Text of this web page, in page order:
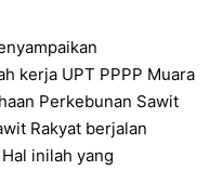
kerja UPT PPPP Muara
Perkebunan Sawit
Rakyat berjalan
inilah yang